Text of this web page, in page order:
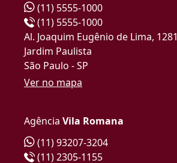
(11) 5555-1000
(11) 5555-1000
Al. Joaquim Eugênio de Lima, 1281
Jardim Paulista
São Paulo - SP
Ver no mapa
Agência Vila Romana
(11) 93207-3204
(11) 2305-1155